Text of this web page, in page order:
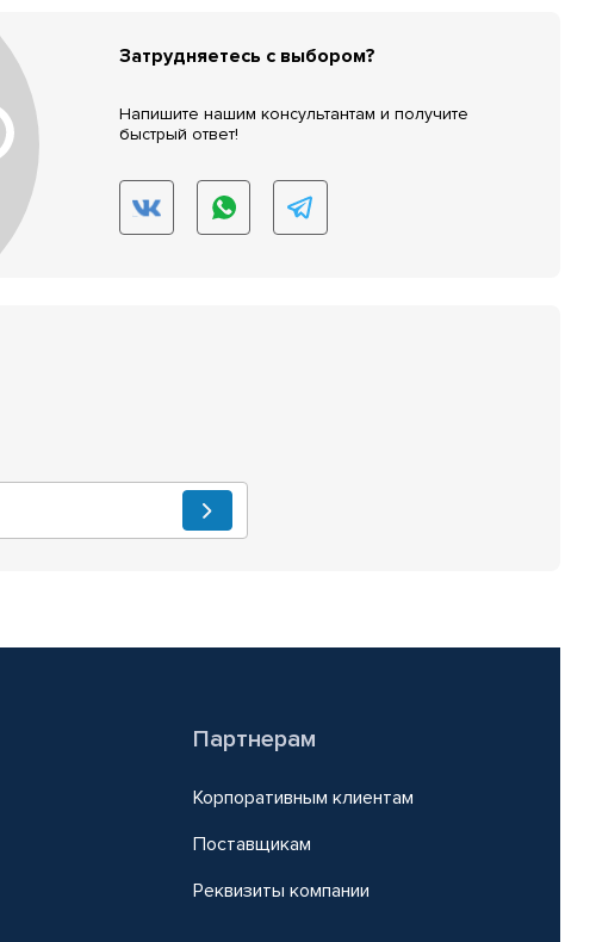
Затрудняетесь с выбором?
Напишите нашим консультантам и получите
быстрый ответ!
Партнерам
Корпоративным клиентам
Поставщикам
Реквизиты компании